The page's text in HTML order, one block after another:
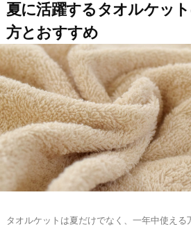
夏に活躍するタオルケッ
方とおすすめ
タオルケットは夏だけでなく、一年中使える